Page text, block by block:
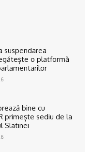
suspendarea
o platformă
bine cu
primește sediu de la
Slatinei